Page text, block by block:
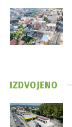
IZDVOJENO